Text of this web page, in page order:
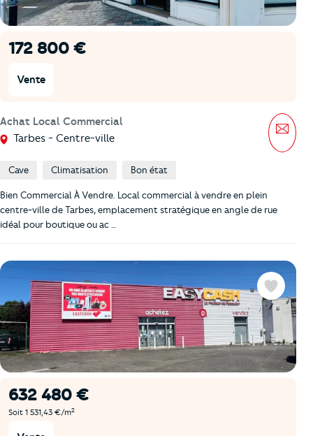
172 800 €
Vente
Achat Local Commercial
Tarbes - Centre-ville
Cave Climatisation Bon état
Bien Commercial À Vendre. Local commercial à vendre en plein
centre-ville de Tarbes, emplacement stratégique en angle de rue
idéal pour boutique ou ac …
632 480 €
Soit 1 531,43 €/m2
Favoris